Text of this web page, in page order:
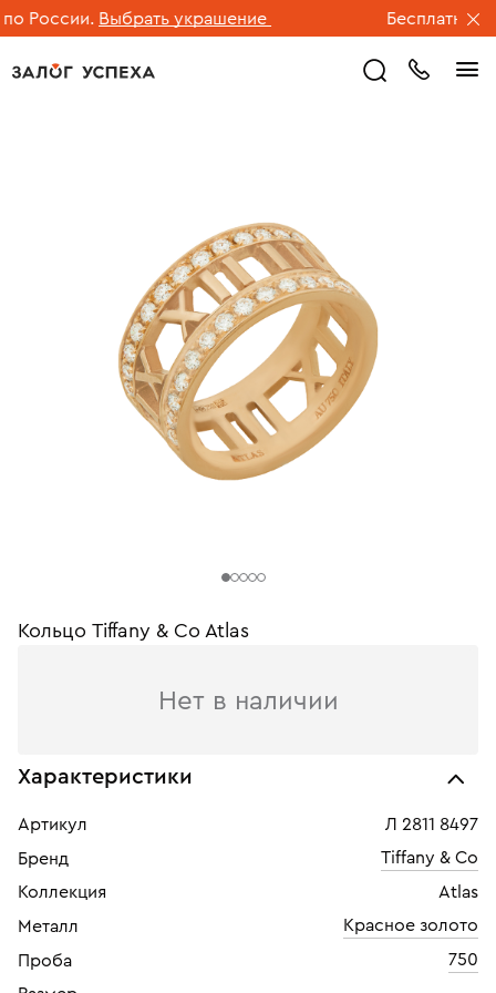
России. Выбрать украшение Бесплатная
Кольцо Tiffany & Co Atlas
Нет в наличии
Характеристики
Артикул
Л 2811 8497
Бренд
Tiffany & Co
Коллекция
Atlas
Металл
Красное золото
Проба
750